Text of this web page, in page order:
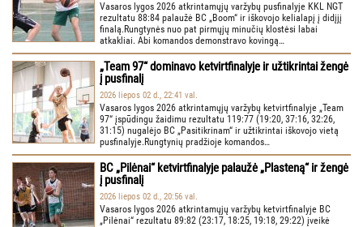
Vasaros lygos 2026 atkrintamųjų varžybų pusfinalyje KKL NGT
rezultatu 88:84 palaužė BC „Boom“ ir iškovojo kelialapį į didįjį
finalą.Rungtynės nuo pat pirmųjų minučių klostėsi labai
atkakliai. Abi komandos demonstravo kovingą…
„Team 97“ dominavo ketvirtfinalyje ir užtikrintai žengė
į pusfinalį
2026 liepos 02 d., 22:41 val.
Vasaros lygos 2026 atkrintamųjų varžybų ketvirtfinalyje „Team
97“ įspūdingu žaidimu rezultatu 119:77 (19:20, 37:16, 32:26,
31:15) nugalėjo BC „Pasitikrinam“ ir užtikrintai iškovojo vietą
pusfinalyje.Rungtynių pradžioje komandos…
BC „Pilėnai“ ketvirtfinalyje palaužė „Plasteną“ ir žengė
į pusfinalį
2026 liepos 02 d., 20:56 val.
Vasaros lygos 2026 atkrintamųjų varžybų ketvirtfinalyje BC
„Pilėnai“ rezultatu 89:82 (23:17, 18:25, 19:18, 29:22) įveikė